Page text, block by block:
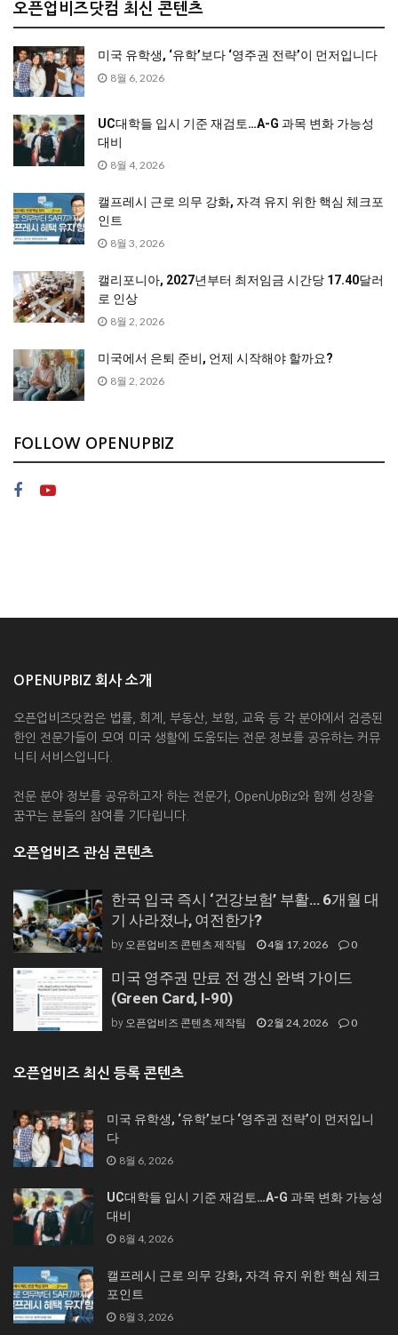
오픈업비즈닷컴 최신 콘텐츠
미국 유학생, ‘유학’보다 ‘영주권 전략’이 먼저입니다
8월 6, 2026
UC대학들 입시 기준 재검토…A-G 과목 변화 가능성
대비
8월 4, 2026
캘프레시 근로 의무 강화, 자격 유지 위한 핵심 체크포
인트
8월 3, 2026
캘리포니아, 2027년부터 최저임금 시간당 17.40달러
로 인상
8월 2, 2026
미국에서 은퇴 준비, 언제 시작해야 할까요?
8월 2, 2026
FOLLOW OPENUPBIZ
OPENUPBIZ 회사 소개
오픈업비즈닷컴은 법률, 회계, 부동산, 보험, 교육 등 각 분야에서 검증된
한인 전문가들이 모여 미국 생활에 도움되는 전문 정보를 공유하는 커뮤
니티 서비스입니다.
전문 분야 정보를 공유하고자 하는 전문가, OpenUpBiz와 함께 성장을
꿈꾸는 분들의 참여를 기다립니다.
오픈업비즈 관심 콘텐츠
한국 입국 즉시 ‘건강보험’ 부활… 6개월 대
기 사라졌나, 여전한가?
by 오픈업비즈 콘텐츠 제작팀 4월 17, 2026 0
미국 영주권 만료 전 갱신 완벽 가이드
(Green Card, I-90)
by 오픈업비즈 콘텐츠 제작팀 2월 24, 2026 0
오픈업비즈 최신 등록 콘텐츠
미국 유학생, ‘유학’보다 ‘영주권 전략’이 먼저입니
다
8월 6, 2026
UC대학들 입시 기준 재검토…A-G 과목 변화 가능성
대비
8월 4, 2026
캘프레시 근로 의무 강화, 자격 유지 위한 핵심 체크
포인트
8월 3, 2026